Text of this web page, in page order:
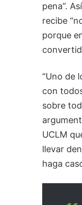
pena”.
recibe
porque
“Uno de
con
sobre
UCLM
llevar
haga